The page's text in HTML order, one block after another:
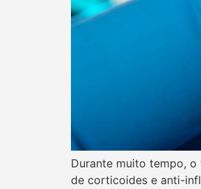
Durante muito tempo,
de corticoides e anti-